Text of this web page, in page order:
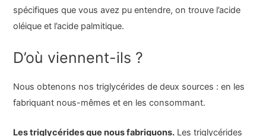
spécifiques que vous avez pu entendre, on trouve l’acide
oléique et l’acide palmitique.
D’où viennent-ils ?
Nous obtenons nos triglycérides de deux sources : en les
fabriquant nous-mêmes et en les consommant.
Les triglycérides que nous fabriquons. Les triglycérides